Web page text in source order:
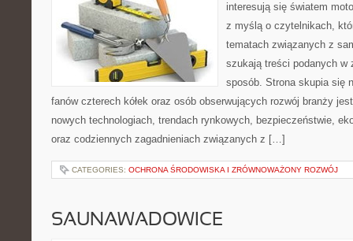
interesują się światem
z myślą o czytelnikach,
tematach związanych z
szukają treści podanych w
sposób. Strona skupia się
fanów czterech kółek oraz osób obserwujących rozwój branży
nowych technologiach, trendach rynkowych, bezpieczeństwie,
oraz codziennych zagadnieniach związanych z […]
CATEGORIES: OCHRONA ŚRODOWISKA I ZRÓWNOWAŻONY ROZWÓJ
SAUNAWADOWICE